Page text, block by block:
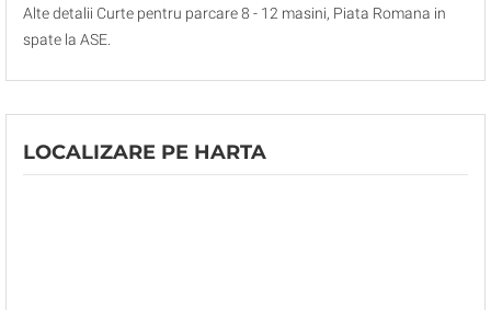
Alte detalii Curte pentru parcare 8 - 12 masini, Piata Romana in
spate la ASE.
LOCALIZARE PE HARTA